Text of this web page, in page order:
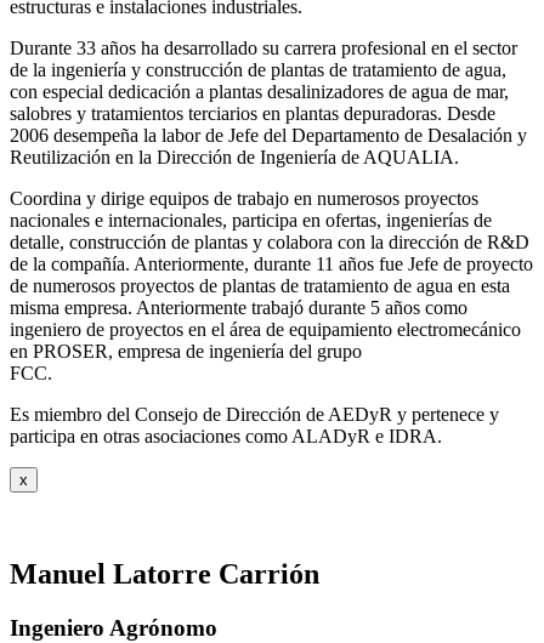
estructuras e instalaciones industriales.
Durante 33 años ha desarrollado su carrera profesional en el sector
de la ingeniería y construcción de plantas de tratamiento de agua,
con especial dedicación a plantas desalinizadores de agua de mar,
salobres y tratamientos terciarios en plantas depuradoras. Desde
2006 desempeña la labor de Jefe del Departamento de Desalación y
Reutilización en la Dirección de Ingeniería de AQUALIA.
Coordina y dirige equipos de trabajo en numerosos proyectos
nacionales e internacionales, participa en ofertas, ingenierías de
detalle, construcción de plantas y colabora con la dirección de R&D
de la compañía. Anteriormente, durante 11 años fue Jefe de proyecto
de numerosos proyectos de plantas de tratamiento de agua en esta
misma empresa. Anteriormente trabajó durante 5 años como
ingeniero de proyectos en el área de equipamiento electromecánico
en PROSER, empresa de ingeniería del grupo
FCC.
Es miembro del Consejo de Dirección de AEDyR y pertenece y
participa en otras asociaciones como ALADyR e IDRA.
x
Manuel Latorre Carrión
Ingeniero Agrónomo